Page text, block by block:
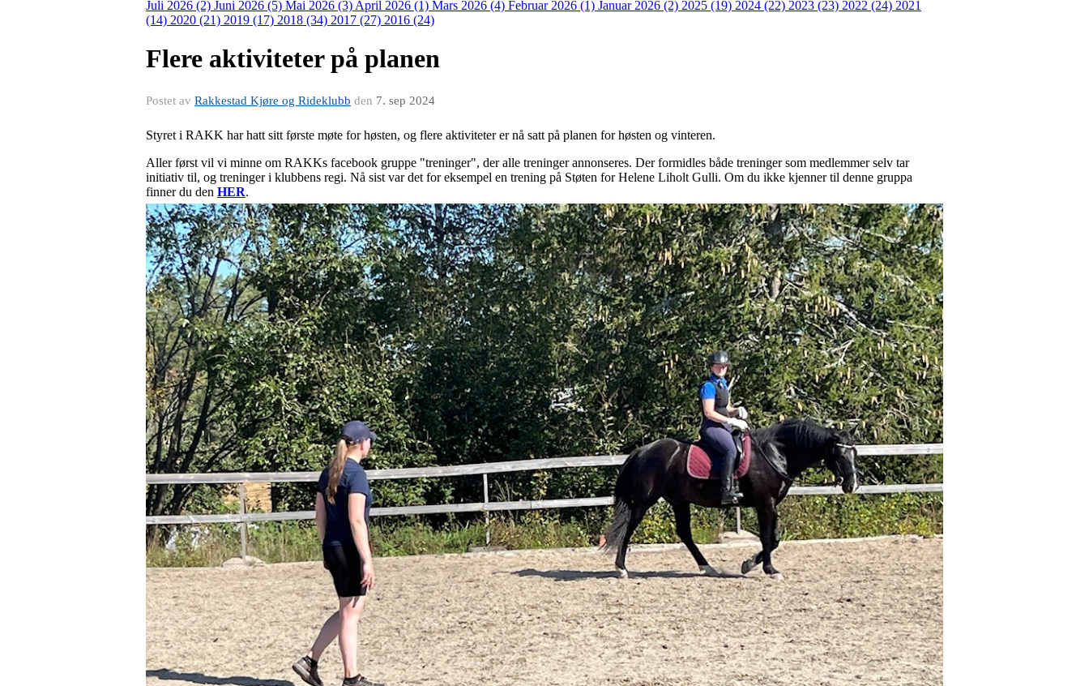
Juli 2026 (2) Juni 2026 (5) Mai 2026 (3) April 2026 (1) Mars 2026 (4) Februar 2026 (1) Januar 2026 (2) 2025 (19) 2024 (22) 2023 (23) 2022 (24) 2021
(14) 2020 (21) 2019 (17) 2018 (34) 2017 (27) 2016 (24)
Flere aktiviteter på planen
Postet av Rakkestad Kjøre og Rideklubb den 7. sep 2024
Styret i RAKK har hatt sitt første møte for høsten, og flere aktiviteter er nå satt på planen for høsten og vinteren.
Aller først vil vi minne om RAKKs facebook gruppe "treninger", der alle treninger annonseres. Der formidles både treninger som medlemmer selv tar
initiativ til, og treninger i klubbens regi. Nå sist var det for eksempel en trening på Støten for Helene Liholt Gulli. Om du ikke kjenner til denne gruppa
finner du den HER.